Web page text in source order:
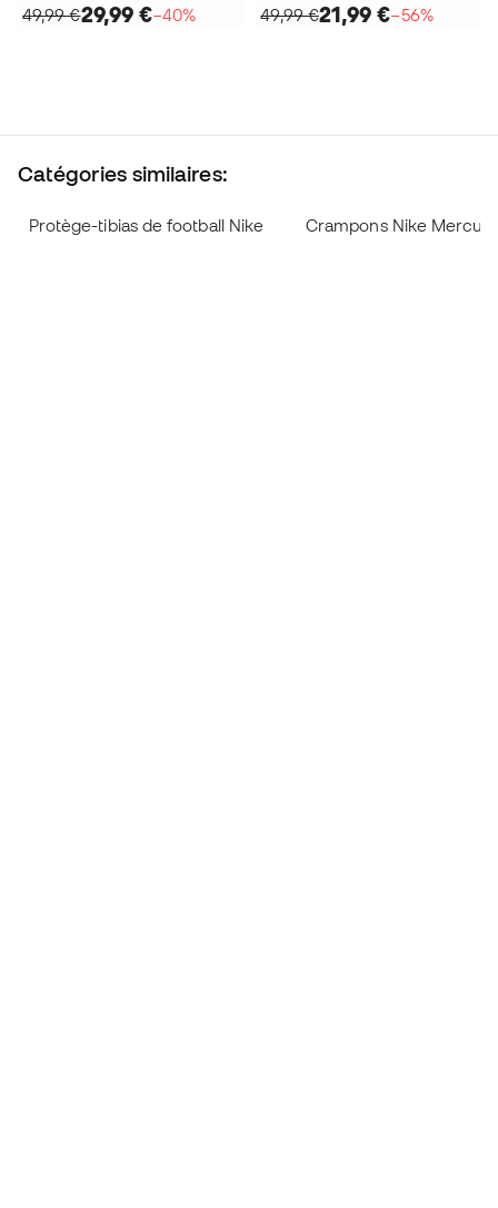
49,99 €29,99 €−40%
49,99 €21,99 €−56%
Catégories similaires:
Protège-tibias de football Nike Crampons Nike